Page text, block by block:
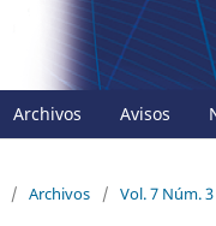
Archivos Avisos
/ Archivos / Vol. 7 Núm. 3